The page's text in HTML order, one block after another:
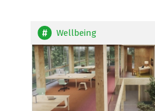
Wellbeing